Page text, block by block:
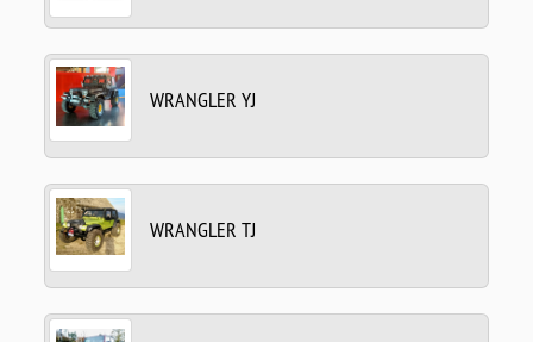
WRANGLER YJ
WRANGLER TJ